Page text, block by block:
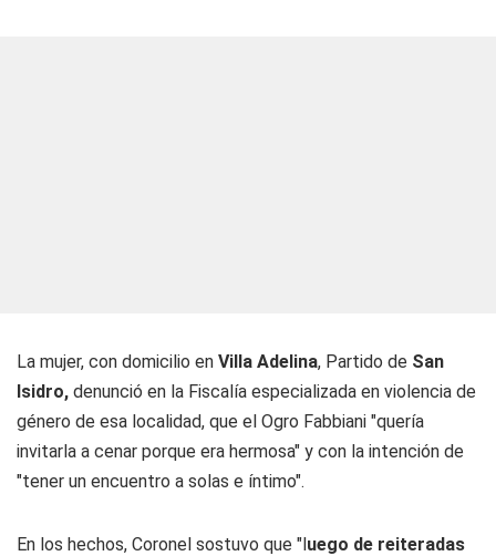
La mujer, con domicilio en Villa Adelina, Partido de San
Isidro, denunció en la Fiscalía especializada en violencia de
género de esa localidad, que el Ogro Fabbiani "quería
invitarla a cenar porque era hermosa" y con la intención de
"tener un encuentro a solas e íntimo".
En los hechos, Coronel sostuvo que "luego de reiteradas